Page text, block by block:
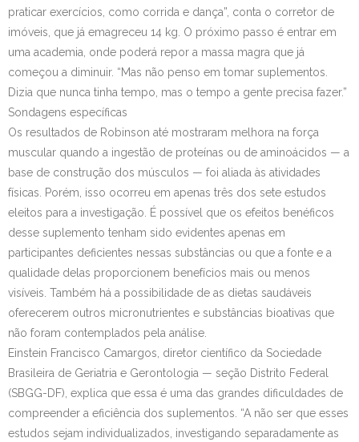
praticar exercícios, como corrida e dança”, conta o corretor de
imóveis, que já emagreceu 14 kg. O próximo passo é entrar em
uma academia, onde poderá repor a massa magra que já
começou a diminuir. “Mas não penso em tomar suplementos.
Dizia que nunca tinha tempo, mas o tempo a gente precisa fazer.”
Sondagens específicas
Os resultados de Robinson até mostraram melhora na força
muscular quando a ingestão de proteínas ou de aminoácidos — a
base de construção dos músculos — foi aliada às atividades
físicas. Porém, isso ocorreu em apenas três dos sete estudos
eleitos para a investigação. É possível que os efeitos benéficos
desse suplemento tenham sido evidentes apenas em
participantes deficientes nessas substâncias ou que a fonte e a
qualidade delas proporcionem benefícios mais ou menos
visíveis. Também há a possibilidade de as dietas saudáveis
oferecerem outros micronutrientes e substâncias bioativas que
não foram contemplados pela análise.
Einstein Francisco Camargos, diretor científico da Sociedade
Brasileira de Geriatria e Gerontologia — seção Distrito Federal
(SBGG-DF), explica que essa é uma das grandes dificuldades de
compreender a eficiência dos suplementos. “A não ser que esses
estudos sejam individualizados, investigando separadamente as